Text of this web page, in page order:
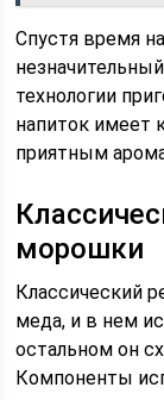
Спустя время
технологии
напиток имеет
приятным
морошки
Классический
меда, и в нем
остальном он
Компоненты